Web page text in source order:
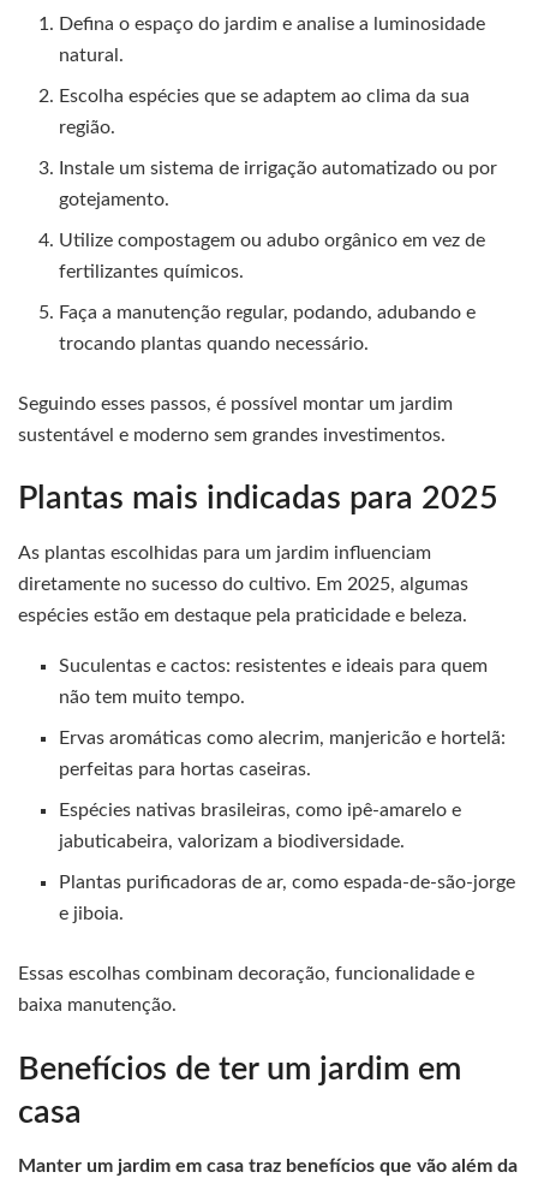
Defina o espaço do jardim e analise a luminosidade
natural.
Escolha espécies que se adaptem ao clima da sua
região.
Instale um sistema de irrigação automatizado ou por
gotejamento.
Utilize compostagem ou adubo orgânico em vez de
fertilizantes químicos.
Faça a manutenção regular, podando, adubando e
trocando plantas quando necessário.
Seguindo esses passos, é possível montar um jardim
sustentável e moderno sem grandes investimentos.
Plantas mais indicadas para 2025
As plantas escolhidas para um jardim influenciam
diretamente no sucesso do cultivo. Em 2025, algumas
espécies estão em destaque pela praticidade e beleza.
Suculentas e cactos: resistentes e ideais para quem
não tem muito tempo.
Ervas aromáticas como alecrim, manjericão e hortelã:
perfeitas para hortas caseiras.
Espécies nativas brasileiras, como ipê-amarelo e
jabuticabeira, valorizam a biodiversidade.
Plantas purificadoras de ar, como espada-de-são-jorge
e jiboia.
Essas escolhas combinam decoração, funcionalidade e
baixa manutenção.
Benefícios de ter um jardim em
casa
Manter um jardim em casa traz benefícios que vão além da